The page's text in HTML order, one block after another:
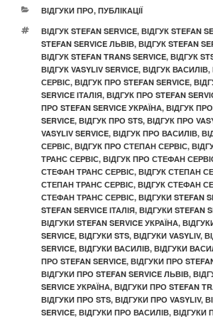
КАТЕГОРІЇ
ВІДГУКИ ПРО, ПУБЛІКАЦІЇ
ПОЗНАЧКИ
ВІДГУК STEFAN SERVICE, ВІДГУК STEFAN
STEFAN SERVICE ЛЬВІВ, ВІДГУК STEFAN
ВІДГУК STEFAN TRANS SERVICE, ВІДГУК
ВІДГУК VASYLIV SERVICE, ВІДГУК ВАСИЛІВ,
СЕРВІС, ВІДГУК ПРО STEFAN SERVICE,
SERVICE ІТАЛІЯ, ВІДГУК ПРО STEFAN
ПРО STEFAN SERVICE УКРАЇНА, ВІДГУК ПРО
SERVICE, ВІДГУК ПРО STS, ВІДГУК ПРО
VASYLIV SERVICE, ВІДГУК ПРО ВАСИЛІВ,
СЕРВІС, ВІДГУК ПРО СТЕПАН СЕРВІС,
ТРАНС СЕРВІС, ВІДГУК ПРО СТЕФАН
СТЕФАН ТРАНС СЕРВІС, ВІДГУК СТЕПАН
СТЕПАН ТРАНС СЕРВІС, ВІДГУК СТЕФАН
СТЕФАН ТРАНС СЕРВІС, ВІДГУКИ STEFAN
STEFAN SERVICE ІТАЛІЯ, ВІДГУКИ STEFAN
ВІДГУКИ STEFAN SERVICE УКРАЇНА,
SERVICE, ВІДГУКИ STS, ВІДГУКИ VASYLIV,
SERVICE, ВІДГУКИ ВАСИЛІВ, ВІДГУКИ
ПРО STEFAN SERVICE, ВІДГУКИ ПРО
ВІДГУКИ ПРО STEFAN SERVICE ЛЬВІВ,
SERVICE УКРАЇНА, ВІДГУКИ ПРО STEFAN
ВІДГУКИ ПРО STS, ВІДГУКИ ПРО VASYLIV,
SERVICE, ВІДГУКИ ПРО ВАСИЛІВ, ВІДГУКИ